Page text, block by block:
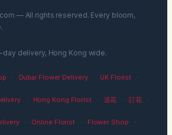
— All rights reserved. Every bloom,
delivery, Hong Kong wide.
· Dubai Flower Delivery · UK Florist ·
· Hong Kong Florist · 送花 · 訂花 ·
· Online Florist · Flower Shop ·